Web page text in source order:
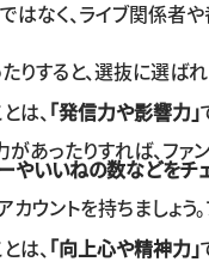
はなく、ライブ関係
りすると、選抜に選ば
は、 「発信力や影響力」
があったりすれば、ファ
やいいねの数などをチ
ウントを持ちましょう
は、 「向上心や精神力」